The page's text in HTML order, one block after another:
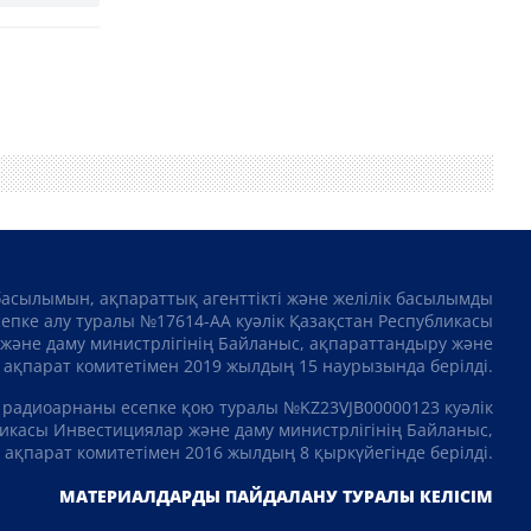
ақпараттық агенттікті және желілік басылымды
алу туралы №17614-АА куәлік Қазақстан Республикасы
даму министрлігінің Байланыс, ақпараттандыру және
ақпарат комитетімен 2019 жылдың 15 наурызында берілді.
есепке қою туралы №KZ23VJB00000123 куәлік
Инвестициялар және даму министрлігінің Байланыс,
комитетімен 2016 жылдың 8 қыркүйегінде берілді.
МАТЕРИАЛДАРДЫ ПАЙДАЛАНУ ТУРАЛЫ КЕЛІСІМ